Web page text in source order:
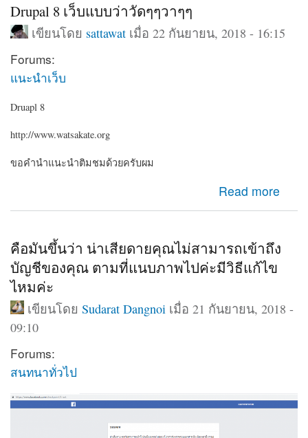
Drupal 8 เว็บแบบว่าวัดๆๆวาๆๆ
เขียนโดย sattawat เมื่อ 22 กันยายน, 2018 - 16:15
Forums:
แนะนำเว็บ
Druapl 8
http://www.watsakate.org
ขอคำนำแนะนำติมชมด้วยครับผม
Read more
คือมันขึ้นว่า น่าเสียดายคุณไม่สามารถเข้าถึง
บัญชีของคุณ ตามที่แนบภาพไปค่ะมีวิธีแก้ไข
ไหมค่ะ
เขียนโดย Sudarat Dangnoi เมื่อ 21 กันยายน, 2018 -
09:10
Forums:
สนทนาทั่วไป